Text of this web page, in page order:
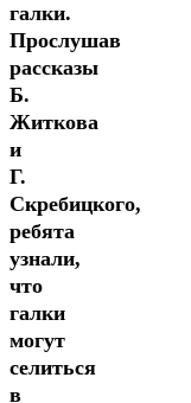
им.
галки.
Прослушав
рассказы
Б.
Житкова
и
Г.
Скребицкого,
ребята
узнали,
что
галки
могут
селиться
в